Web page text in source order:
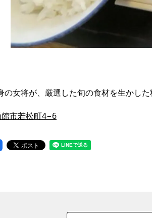
の女将が、厳選した旬の食材を生かし
市若松町4−6